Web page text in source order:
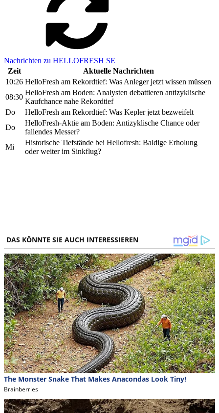
Nachrichten zu HELLOFRESH SE
Zeit
Aktuelle Nachrichten
10:26 HelloFresh am Rekordtief: Was Anleger jetzt wissen müssen
08:30
HelloFresh am Boden: Analysten debattieren antizyklische
Kaufchance nahe Rekordtief
Do
HelloFresh am Rekordtief: Was Kepler jetzt bezweifelt
Do
HelloFresh-Aktie am Boden: Antizyklische Chance oder
fallendes Messer?
Mi
Historische Tiefstände bei Hellofresh: Baldige Erholung
oder weiter im Sinkflug?